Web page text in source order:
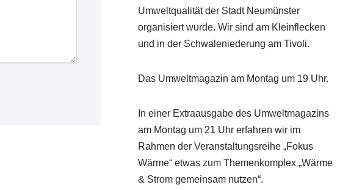
Umweltqualität der Stadt Neumünster
organisiert wurde. Wir sind am Kleinflecken
und in der Schwaleniederung am Tivoli.
Das Umweltmagazin am Montag um 19 Uhr.
In einer Extraausgabe des Umweltmagazins
am Montag um 21 Uhr erfahren wir im
Rahmen der Veranstaltungsreihe „Fokus
Wärme“ etwas zum Themenkomplex „Wärme
& Strom gemeinsam nutzen“.